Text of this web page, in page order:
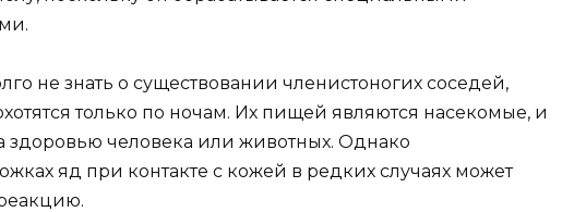
не знать о существовании членистоногих соседей,
только по ночам. Их пищей являются насекомые, и
человека или животных. Однако
яд при контакте с кожей в редких случаях может